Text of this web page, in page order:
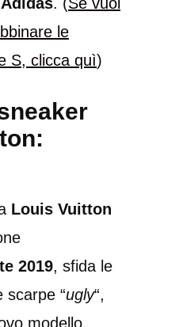
le
S, clicca quì)
Louis Vuitton
2019, sfida le
scarpe “ugly“,
modello,